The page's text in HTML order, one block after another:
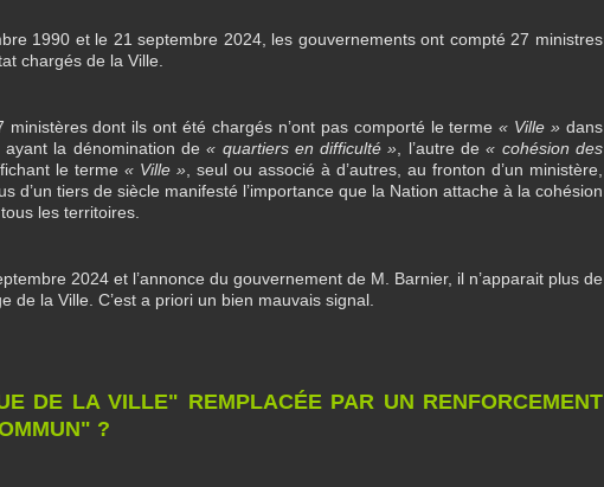
1990 et le 21 septembre 2024, les gouvernements ont compté 27 ministres
chargés de la Ville.
ministères dont ils ont été chargés n’ont pas comporté le terme« Ville » dans
ayant la dénomination de« quartiers en difficulté » , l’autre de« cohésion des
le terme « Ville » , seul ou associé à d’autres, au fronton d’un ministère,
d’un tiers de siècle manifesté l’importance que la Nation attache à la cohésion
les territoires.
2024 et l’annonce du gouvernement de M. Barnier, il n’apparait plus de
de la Ville. C’est a priori un bien mauvais signal.
DE LA VILLE" REMPLACÉE PAR UN RENFORCEMENT
?